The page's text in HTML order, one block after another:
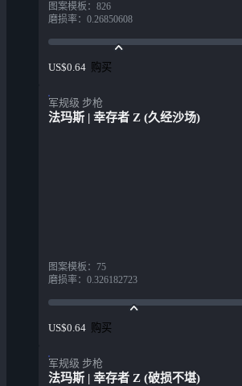
图案模板 ： 826
磨损率： 0.26850608
US$0.64 购买
军规级 步枪
法玛斯 | 幸存者 Z (久经沙场)
图案模板 ： 75
磨损率： 0.326182723
US$0.64 购买
军规级 步枪
法玛斯 | 幸存者 Z (破损不堪)